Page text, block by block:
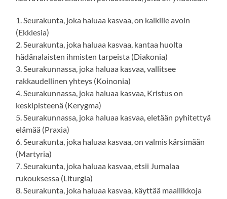
1. Seurakunta, joka haluaa kasvaa, on kaikille avoin
(Ekklesia)
2. Seurakunta, joka haluaa kasvaa, kantaa huolta
hädänalaisten ihmisten tarpeista (Diakonia)
3. Seurakunnassa, joka haluaa kasvaa, vallitsee
rakkaudellinen yhteys (Koinonia)
4. Seurakunnassa, joka haluaa kasvaa, Kristus on
keskipisteenä (Kerygma)
5. Seurakunnassa, joka haluaa kasvaa, eletään pyhitettyä
elämää (Praxia)
6. Seurakunta, joka haluaa kasvaa, on valmis kärsimään
(Martyria)
7. Seurakunta, joka haluaa kasvaa, etsii Jumalaa
rukouksessa (Liturgia)
8. Seurakunta, joka haluaa kasvaa, käyttää maallikkoja